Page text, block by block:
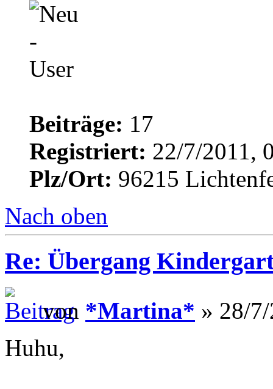
Beiträge: 17
Registriert: 22/7/2011,
Plz/Ort: 96215
Nach oben
Re: Übergang
von *Martina* » 28/
Huhu,